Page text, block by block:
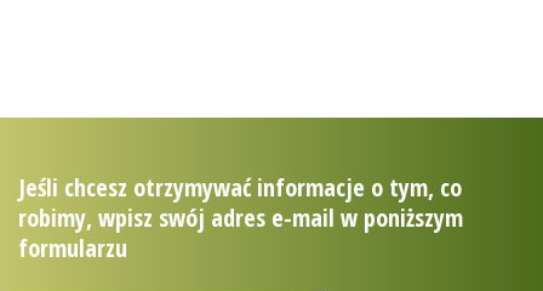
Jeśli chcesz otrzymywać informacje o tym, co
robimy, wpisz swój adres e-mail w poniższym
formularzu